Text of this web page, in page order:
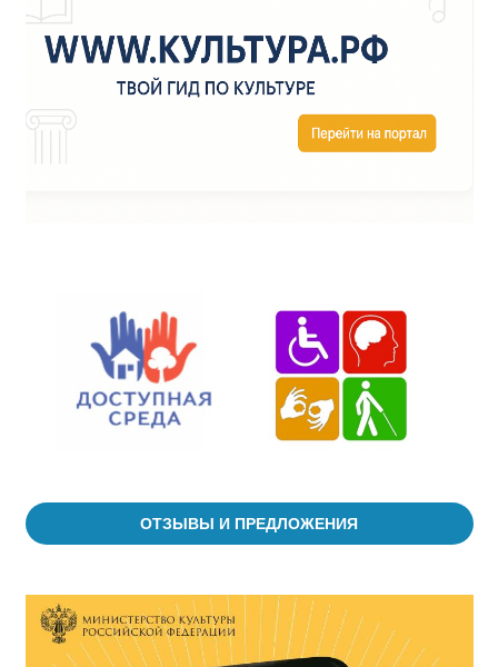
ОТЗЫВЫ И ПРЕДЛОЖЕНИЯ